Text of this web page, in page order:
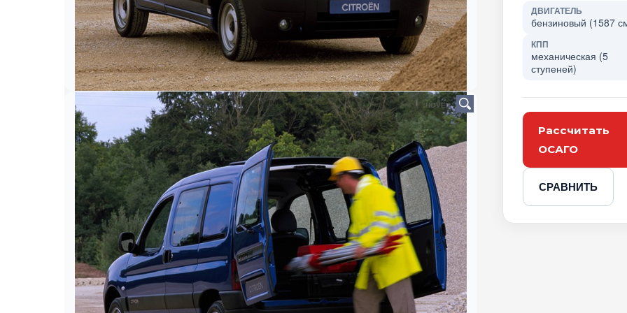
HOVER
ДВИГАТЕЛЬ
бензиновый (1587
КПП
механическая (5
ступеней)
Рассчитать
ОСАГО
СРАВНИТЬ